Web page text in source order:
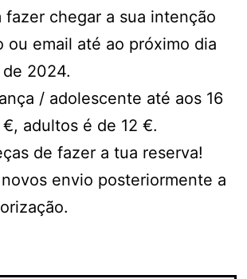
fazer chegar a sua intenção
ou email até ao próximo dia
2024.
/ adolescente até aos 16
adultos é de 12 €.
de fazer a tua reserva!
envio posteriormente a